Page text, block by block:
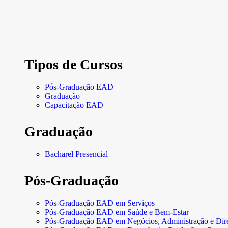
Tipos de Cursos
Pós-Graduação EAD
Graduação
Capacitação EAD
Graduação
Bacharel Presencial
Pós-Graduação
Pós-Graduação EAD em Serviços
Pós-Graduação EAD em Saúde e Bem-Estar
Pós-Graduação EAD em Negócios, Administração e